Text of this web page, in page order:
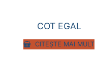
COT EGAL
CITEȘTE MAI MULT